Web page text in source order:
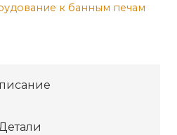
к банным печам